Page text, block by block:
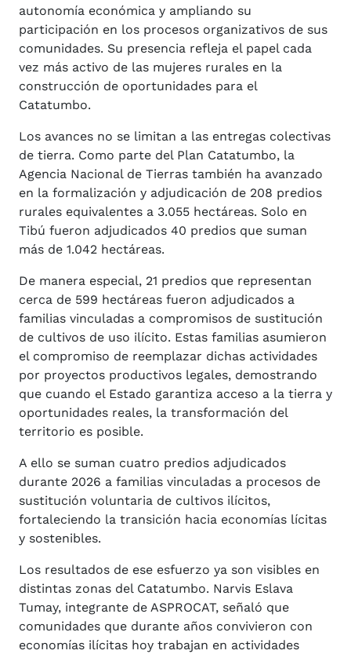
autonomía económica y ampliando su
participación en los procesos organizativos de sus
comunidades. Su presencia refleja el papel cada
vez más activo de las mujeres rurales en la
construcción de oportunidades para el
Catatumbo.
Los avances no se limitan a las entregas colectivas
de tierra. Como parte del Plan Catatumbo, la
Agencia Nacional de Tierras también ha avanzado
en la formalización y adjudicación de 208 predios
rurales equivalentes a 3.055 hectáreas. Solo en
Tibú fueron adjudicados 40 predios que suman
más de 1.042 hectáreas.
De manera especial, 21 predios que representan
cerca de 599 hectáreas fueron adjudicados a
familias vinculadas a compromisos de sustitución
de cultivos de uso ilícito. Estas familias asumieron
el compromiso de reemplazar dichas actividades
por proyectos productivos legales, demostrando
que cuando el Estado garantiza acceso a la tierra y
oportunidades reales, la transformación del
territorio es posible.
A ello se suman cuatro predios adjudicados
durante 2026 a familias vinculadas a procesos de
sustitución voluntaria de cultivos ilícitos,
fortaleciendo la transición hacia economías lícitas
y sostenibles.
Los resultados de ese esfuerzo ya son visibles en
distintas zonas del Catatumbo. Narvis Eslava
Tumay, integrante de ASPROCAT, señaló que
comunidades que durante años convivieron con
economías ilícitas hoy trabajan en actividades